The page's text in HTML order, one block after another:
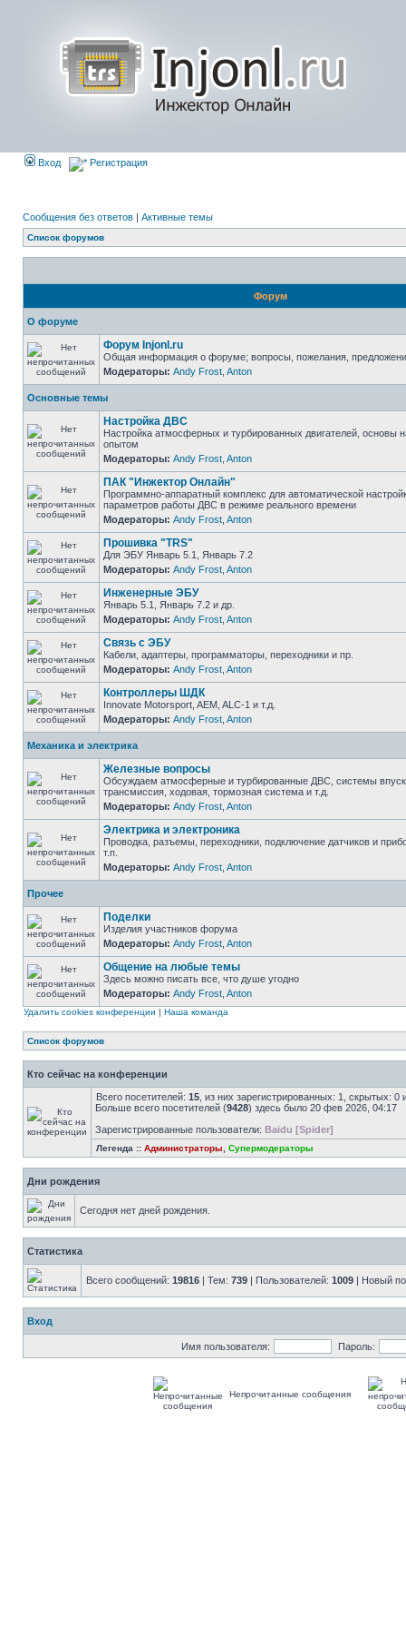
Вход Регистрация
Сообщения без ответов | Активные темы
Список форумов
Форум
О форуме
Форум Injonl.ru
Общая информация о форуме; вопросы, пожелания,
Модераторы: Andy Frost Anton
Основные темы
Настройка ДВС
Настройка атмосферных и турбированных двигателей, основы
опытом
Модераторы: Andy Frost Anton
ПАК "Инжектор Онлайн"
Программно-аппаратный комплекс для автоматической
параметров работы ДВС в режиме реального времени
Модераторы: Andy Frost Anton
Прошивка "TRS"
Для ЭБУ Январь 5.1, Январь 7.2
Модераторы: Andy Frost Anton
Инженерные ЭБУ
Январь 5.1, Январь 7.2 и др.
Модераторы: Andy Frost Anton
Связь с ЭБУ
Кабели, адаптеры, программаторы, переходники и пр.
Модераторы: Andy Frost Anton
Контроллеры ШДК
Innovate Motorsport, AEM, ALC-1 и т.д.
Модераторы: Andy Frost Anton
Механика и электрика
Железные вопросы
Обсуждаем атмосферные и турбированные ДВС, системы
трансмиссия, ходовая, тормозная система и т.д.
Модераторы: Andy Frost Anton
Электрика и электроника
Проводка, разъемы, переходники, подключение датчиков и
т.п.
Модераторы: Andy Frost Anton
Прочее
Поделки
Изделия участников форума
Модераторы: Andy Frost Anton
Общение на любые темы
Здесь можно писать все, что душе угодно
Модераторы: Andy Frost Anton
Удалить cookies конференции | Наша команда
Список форумов
Кто сейчас на конференции
Всего посетителей: 15 , из них зарегистрированных: 1, скрытых:
Больше всего посетителей (9428) здесь было 20 фев 2026, 04:17
Зарегистрированные пользователи: Baidu [Spider]
Легенда :: Администраторы Супермодераторы
Дни рождения
Сегодня нет дней рождения.
Статистика
Всего сообщений: 19816 | Тем: 739 | Пользователей: 1009 | Новый
Вход
Имя пользователя: Пароль:
Непрочитанные сообщения